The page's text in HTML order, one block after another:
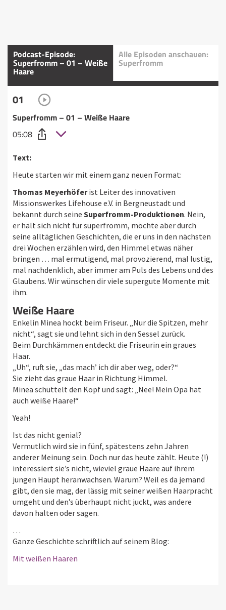
Podcast-Episode:
Superfromm – 01 – Weiße
Haare
Alle Episoden anschauen:
Superfromm
01
Superfromm – 01 – Weiße Haare
05:08
Text:
Heute starten wir mit einem ganz neuen Format:
Thomas Meyerhöferist Leiter des innovativen
Missionswerkes Lifehouse e.V. in Bergneustadt und
bekannt durch seine Superfromm-Produktionen. Nein,
er hält sich nicht für superfromm, möchte aber durch
seine alltäglichen Geschichten, die er uns in den nächsten
drei Wochen erzählen wird, den Himmel etwas näher
bringen … mal ermutigend, mal provozierend, mal lustig,
mal nachdenklich, aber immer am Puls des Lebens und des
Glaubens. Wir wünschen dir viele supergute Momente mit
ihm.
Weiße Haare
Enkelin Minea hockt beim Friseur. „Nur die Spitzen, mehr
nicht“, sagt sie und lehnt sich in den Sessel zurück.
Beim Durchkämmen entdeckt die Friseurin ein graues
Haar.
„Uh“, ruft sie, „das mach’ ich dir aber weg, oder?“
Sie zieht das graue Haar in Richtung Himmel.
Minea schüttelt den Kopf und sagt: „Nee! Mein Opa hat
auch weiße Haare!“
Yeah!
Ist das nicht genial?
Vermutlich wird sie in fünf, spätestens zehn Jahren
anderer Meinung sein. Doch nur das heute zählt. Heute (!)
interessiert sie’s nicht, wieviel graue Haare auf ihrem
jungen Haupt heranwachsen. Warum? Weil es da jemand
gibt, den sie mag, der lässig mit seiner weißen Haarpracht
umgeht und den’s überhaupt nicht juckt, was andere
davon halten oder sagen.
…
Ganze Geschichte schriftlich auf seinem Blog:
Mit weißen Haaren